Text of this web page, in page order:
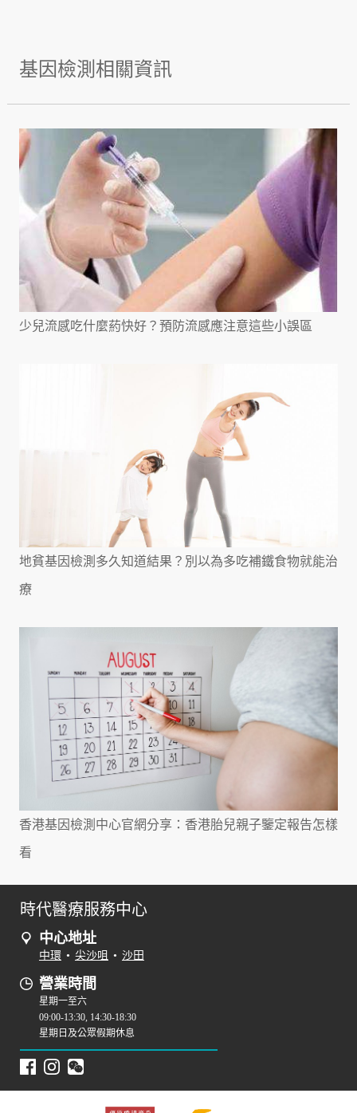
基因檢測相關資訊
少兒流感吃什麼葯快好？預防流感應注意這些小誤區
地貧基因檢測多久知道結果？別以為多吃補鐵食物就能治
療
香港基因檢測中心官網分享：香港胎兒親子鑒定報告怎樣
看
時代醫療服務中心
中心地址
中環 • 尖沙咀 • 沙田
營業時間
星期一至六
09:00-13:30, 14:30-18:30
星期日及公眾假期休息